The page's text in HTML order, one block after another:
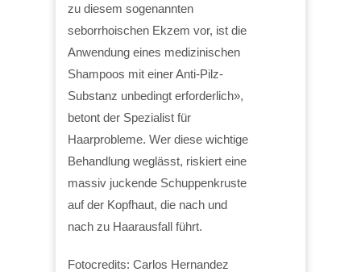
zu diesem sogenannten
seborrhoischen Ekzem vor, ist die
Anwendung eines medizinischen
Shampoos mit einer Anti-Pilz-
Substanz unbedingt erforderlich»,
betont der Spezialist für
Haarprobleme. Wer diese wichtige
Behandlung weglässt, riskiert eine
massiv juckende Schuppenkruste
auf der Kopfhaut, die nach und
nach zu Haarausfall führt.
Fotocredits: Carlos Hernandez